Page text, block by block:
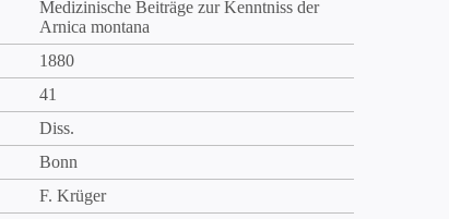
Medizinische Beiträge zur Kenntniss der
Arnica montana
1880
41
Diss.
Bonn
F. Krüger